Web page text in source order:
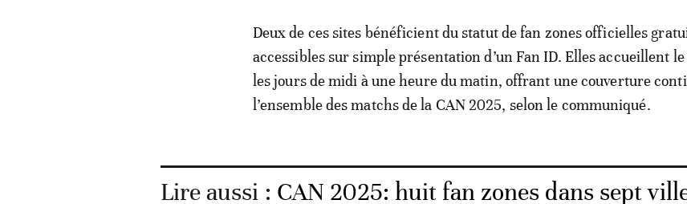
Deux de ces sites bénéficient du statut de fan zones officielles
accessibles sur simple présentation d’un Fan ID. Elles accueillent
les jours de midi à une heure du matin, offrant une couverture
l’ensemble des matchs de la CAN 2025, selon le communiqué.
Lire aussi : CAN 2025: huit fan zones dans sept